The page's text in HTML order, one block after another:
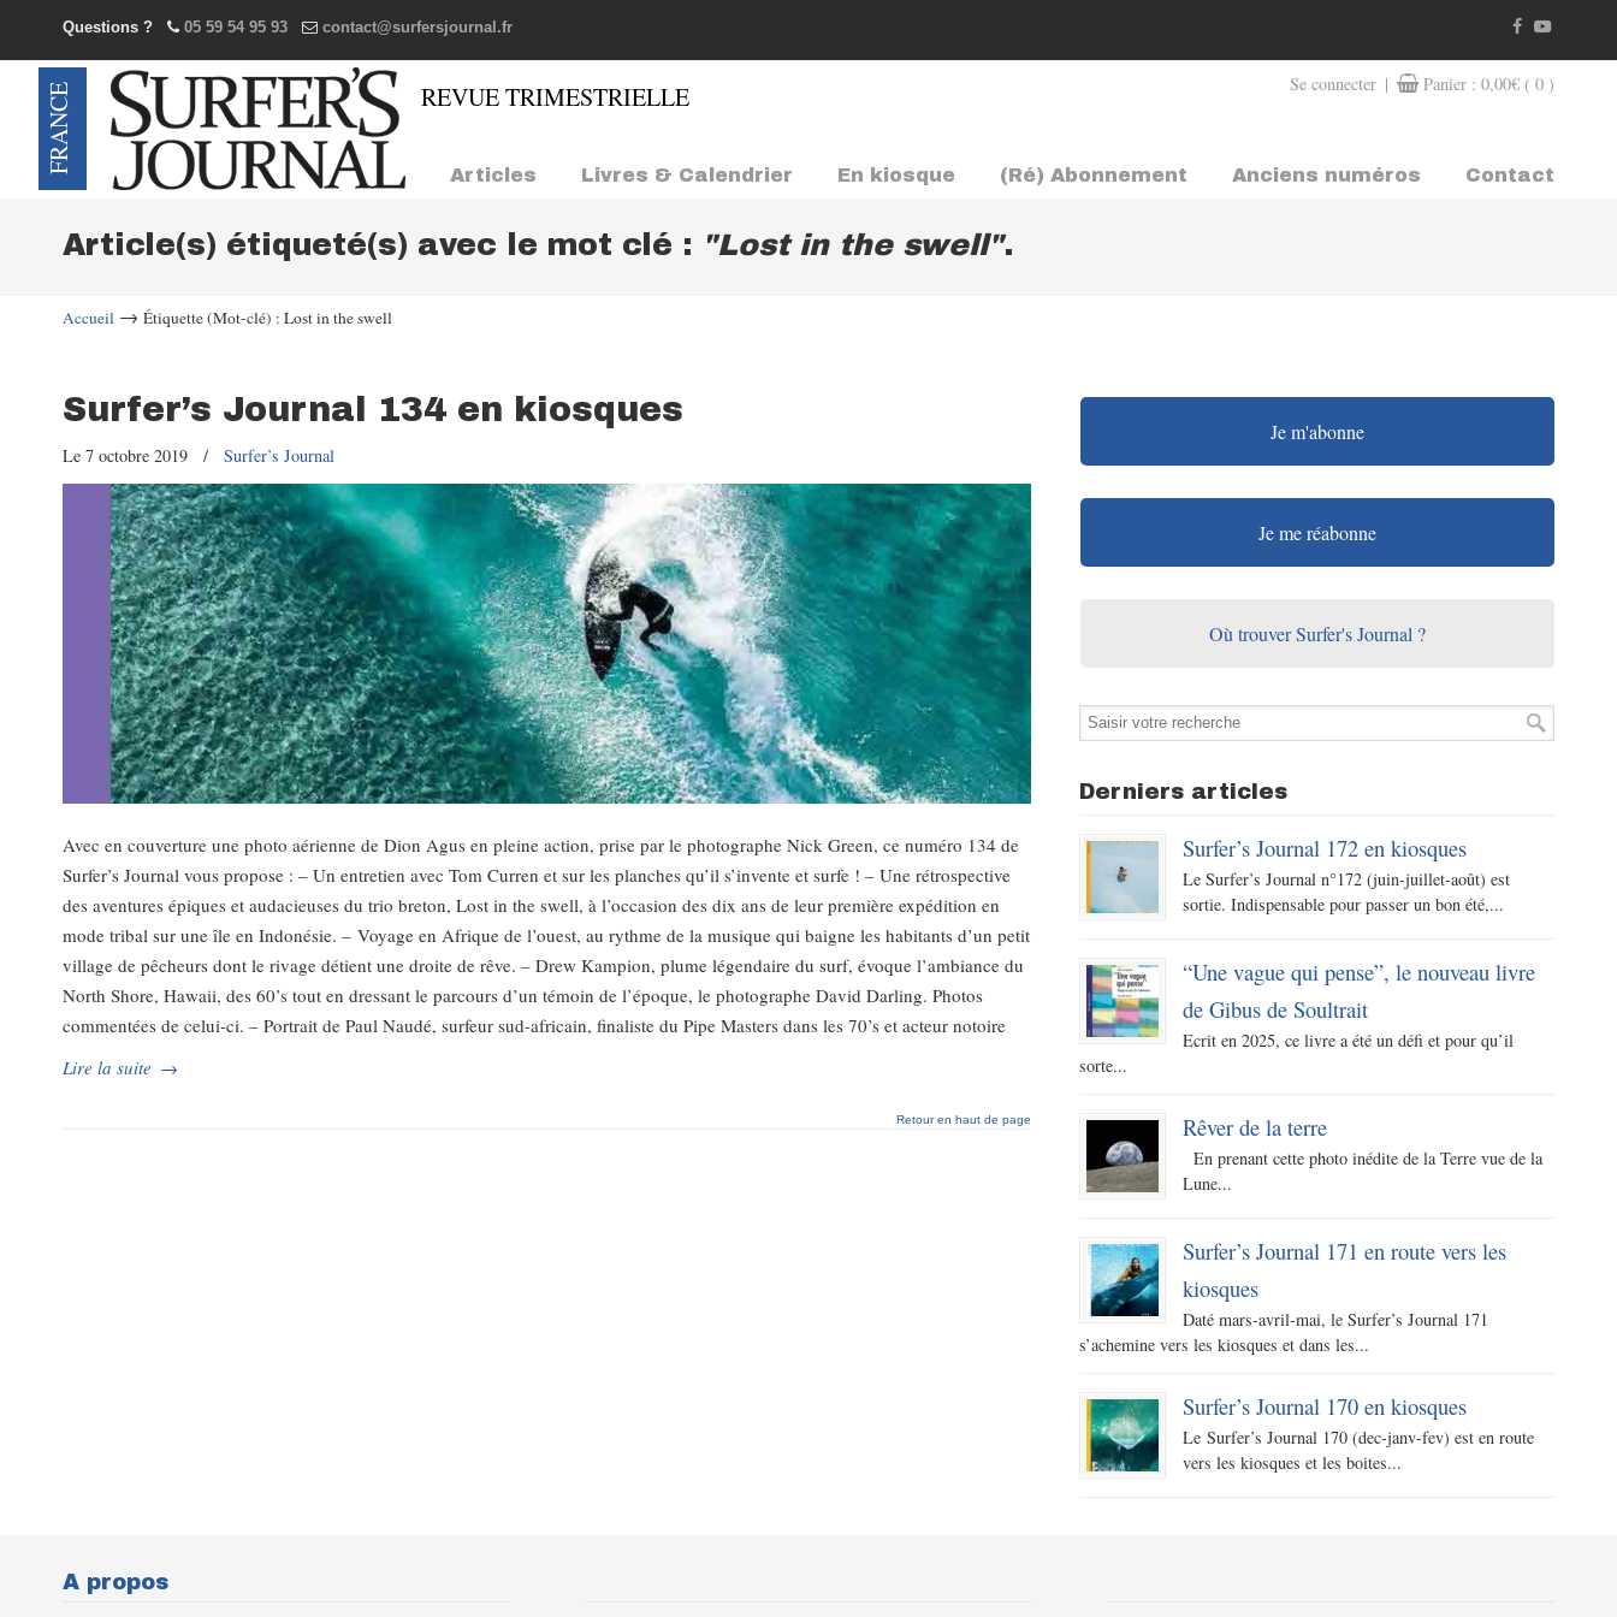
Questions ? 05 59 54 95 93 contact@surfersjournal.fr
Se connecter | Panier : 0,00€ ( 0 )
Articles Livres & Calendrier En kiosque (Ré) Abonnement Anciens numéros Contact
Navigation
Article(s) étiqueté(s) avec le mot clé : "Lost in the swell".
Accueil → Étiquette (Mot-clé) : Lost in the swell
Surfer’s Journal 134 en kiosques
Le 7 octobre 2019 / Surfer’s Journal
Avec en couverture une photo aérienne de Dion Agus en pleine action, prise par le photographe Nick Green, ce numéro 134 de
Surfer’s Journal vous propose : – Un entretien avec Tom Curren et sur les planches qu’il s’invente et surfe ! – Une rétrospective
des aventures épiques et audacieuses du trio breton, Lost in the swell, à l’occasion des dix ans de leur première expédition en
mode tribal sur une île en Indonésie. – Voyage en Afrique de l’ouest, au rythme de la musique qui baigne les habitants d’un petit
village de pêcheurs dont le rivage détient une droite de rêve. – Drew Kampion, plume légendaire du surf, évoque l’ambiance du
North Shore, Hawaii, des 60’s tout en dressant le parcours d’un témoin de l’époque, le photographe David Darling. Photos
commentées de celui-ci. – Portrait de Paul Naudé, surfeur sud-africain, finaliste du Pipe Masters dans les 70’s et acteur notoire
Lire la suite →
Retour en haut de page
Je m'abonne
Je me réabonne
Où trouver Surfer's Journal ?
Derniers articles
Surfer’s Journal 172 en kiosques
Le Surfer’s Journal n°172 (juin-juillet-août) est
sortie. Indispensable pour passer un bon été,...
“Une vague qui pense”, le nouveau livre
de Gibus de Soultrait
Ecrit en 2025, ce livre a été un défi et pour qu’il
sorte...
Rêver de la terre
En prenant cette photo inédite de la Terre vue de la
Lune...
Surfer’s Journal 171 en route vers les
kiosques
Daté mars-avril-mai, le Surfer’s Journal 171
s’achemine vers les kiosques et dans les...
Surfer’s Journal 170 en kiosques
Le Surfer’s Journal 170 (dec-janv-fev) est en route
vers les kiosques et les boites...
A propos